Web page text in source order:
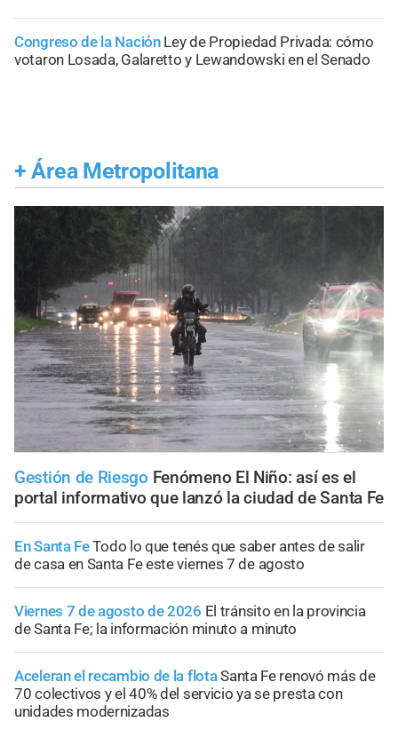
Congreso de la Nación Ley de Propiedad Privada: cómo
votaron Losada, Galaretto y Lewandowski en el Senado
+ Área Metropolitana
Gestión de Riesgo Fenómeno El Niño: así es el
portal informativo que lanzó la ciudad de Santa Fe
En Santa FeTodo lo que tenés que saber antes de salir
de casa en Santa Fe este viernes 7 de agosto
Viernes 7 de agosto de 2026 El tránsito en la provincia
de Santa Fe; la información minuto a minuto
Aceleran el recambio de la flotaSanta Fe renovó más de
70 colectivos y el 40% del servicio ya se presta con
unidades modernizadas